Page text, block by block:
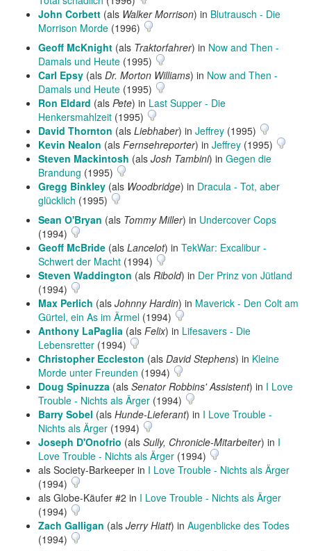
John Corbett (als Walker Morrison) in Blutrausch - Die
Morrison Morde (1996)
Geoff McKnight (als Traktorfahrer) in Now and Then -
Damals und Heute (1995)
Carl Epsy (als Dr. Morton Williams) in Now and Then -
Damals und Heute (1995)
Ron Eldard (als Pete) in Last Supper - Die
Henkersmahlzeit (1995)
David Thornton (als Liebhaber) in Jeffrey (1995)
Kevin Nealon (als Fernsehreporter) in Jeffrey (1995)
Steven Mackintosh (als Josh Tambini) in Gegen die
Brandung (1995)
Gregg Binkley (als Woodbridge) in Dracula - Tot, aber
glücklich (1995)
Sean O'Bryan (als Tommy Miller) in Undercover Cops
(1994)
Geoff McBride (als Lancelot) in TekWar: Excalibur -
Schwert der Macht (1994)
Steven Waddington (als Ribold) in Der Prinz von Jütland
(1994)
Max Perlich (als Johnny Hardin) in Maverick - Den Colt am
Gürtel, ein As im Ärmel (1994)
Anthony LaPaglia (als Felix) in Lifesavers - Die
Lebensretter (1994)
Christopher Eccleston (als David Stephens) in Kleine
Morde unter Freunden (1994)
Doug Spinuzza (als Senator Robbins' Assistent) in I Love
Trouble - Nichts als Ärger (1994)
Barry Sobel (als Hunde-Lieferant) in I Love Trouble -
Nichts als Ärger (1994)
Joseph D'Onofrio (als Sully, Chronicle-Mitarbeiter) in I
Love Trouble - Nichts als Ärger (1994)
als Society-Barkeeper in I Love Trouble - Nichts als Ärger
(1994)
als Globe-Käufer #2 in I Love Trouble - Nichts als Ärger
(1994)
Zach Galligan (als Jerry Hiatt) in Augenblicke des Todes
(1994)